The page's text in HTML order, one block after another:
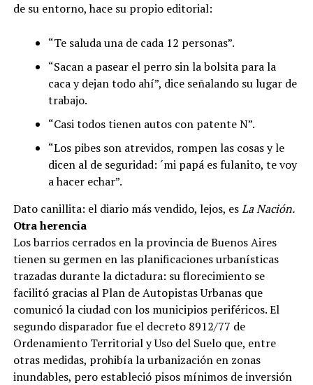
de su entorno, hace su propio editorial:
“Te saluda una de cada 12 personas”.
“Sacan a pasear el perro sin la bolsita para la
caca y dejan todo ahí”, dice señalando su lugar de
trabajo.
“Casi todos tienen autos con patente N”.
“Los pibes son atrevidos, rompen las cosas y le
dicen al de seguridad: ´mi papá es fulanito, te voy
a hacer echar”.
Dato canillita: el diario más vendido, lejos, esLa Nación.
Otra herencia
Los barrios cerrados en la provincia de Buenos Aires
tienen su germen en las planificaciones urbanísticas
trazadas durante la dictadura: su florecimiento se
facilitó gracias al Plan de Autopistas Urbanas que
comunicó la ciudad con los municipios periféricos. El
segundo disparador fue el decreto 8912/77 de
Ordenamiento Territorial y Uso del Suelo que, entre
otras medidas, prohibía la urbanización en zonas
inundables, pero estableció pisos mínimos de inversión